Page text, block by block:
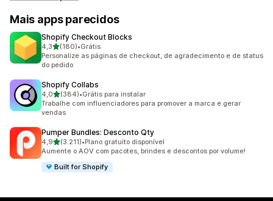
Mais apps parecidos
Shopify Checkout Blocks
4,3de 5 estrelas
(180)
180 avaliações ao todo
•Grátis
Personalize as páginas de checkout, de agradecimento e de status
do pedido
Shopify Collabs
4,0de 5 estrelas
(384)
384 avaliações ao todo
•Grátis para instalar
Trabalhe com influenciadores para promover a marca e gerar
vendas
Pumper Bundles: Desconto Qty
4,9de 5 estrelas
(3.211)
3211 avaliações ao todo
•Plano gratuito disponível
Aumente o AOV com pacotes, brindes e descontos por volume!
Built for Shopify